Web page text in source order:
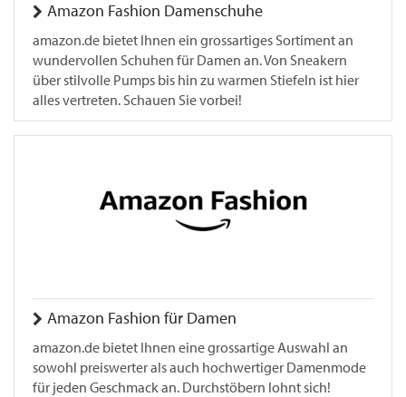
Amazon Fashion Damenschuhe
amazon.de bietet Ihnen ein grossartiges Sortiment an
wundervollen Schuhen für Damen an. Von Sneakern
über stilvolle Pumps bis hin zu warmen Stiefeln ist hier
alles vertreten. Schauen Sie vorbei!
Amazon Fashion für Damen
amazon.de bietet Ihnen eine grossartige Auswahl an
sowohl preiswerter als auch hochwertiger Damenmode
für jeden Geschmack an. Durchstöbern lohnt sich!